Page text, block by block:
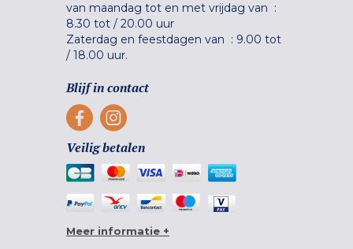
van maandag tot en met vrijdag van :
8.30 tot / 20.00 uur
Zaterdag en feestdagen van : 9.00 tot
/ 18.00 uur.
Blijf in contact
Veilig betalen
Meer informatie +